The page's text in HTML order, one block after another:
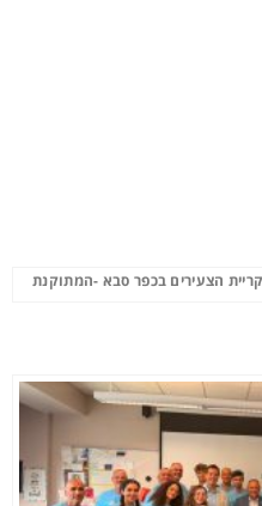
הצעירים בכפר סבא -המתוקנת